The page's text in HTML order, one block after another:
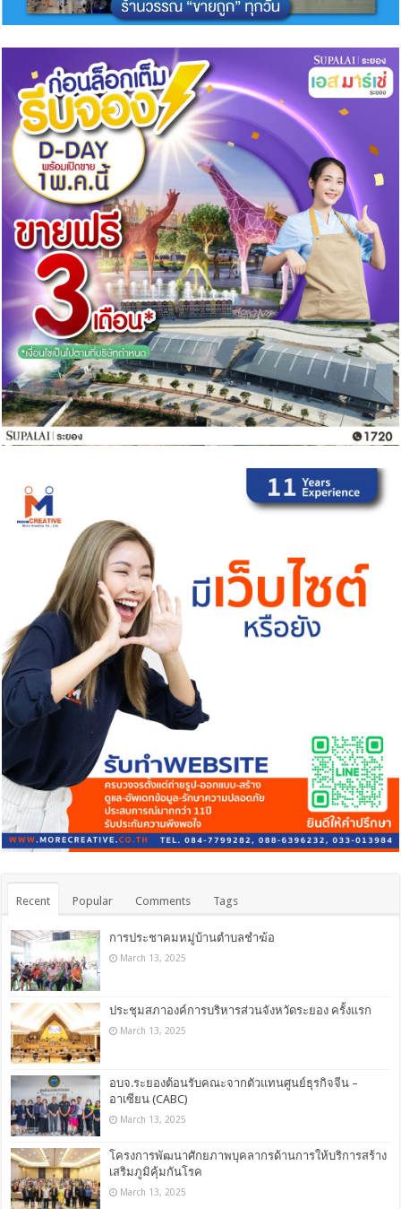
Recent Popular Comments Tags
การประชาคมหมู่บ้านตำบลชำฆ้อ
March 13, 2025
ประชุมสภาองค์การบริหารส่วนจังหวัดระยอง ครั้งแรก
March 13, 2025
อบจ.ระยองต้อนรับคณะจากตัวแทนศูนย์ธุรกิจจีน –
อาเซียน (CABC)
March 13, 2025
โครงการพัฒนาศักยภาพบุคลากรด้านการให้บริการสร้าง
เสริมภูมิคุ้มกันโรค
March 13, 2025